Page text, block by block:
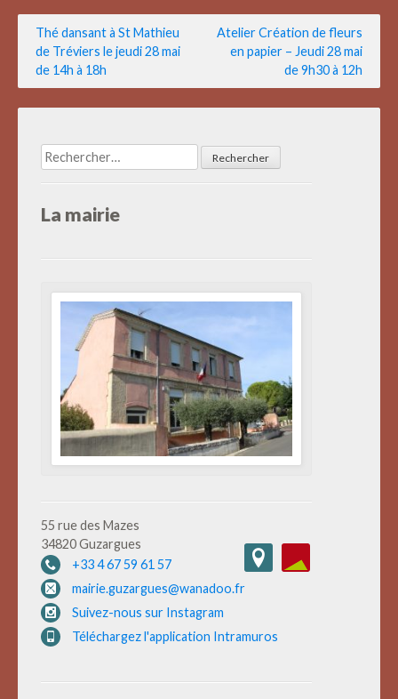
Navigation
de
l’article
Thé dansant à St Mathieu
de Tréviers le jeudi 28 mai
de 14h à 18h
Atelier Création de fleurs
en papier – Jeudi 28 mai
de 9h30 à 12h
Rechercher :
La mairie
55 rue des Mazes
34820 Guzargues
+33 4 67 59 61 57
mairie.guzargues@wanadoo.fr
Suivez-nous sur Instagram
Téléchargez l'application Intramuros